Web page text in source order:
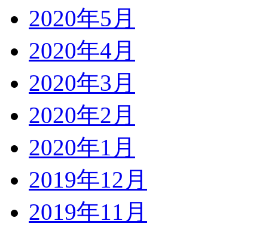
2020年5月
2020年4月
2020年3月
2020年2月
2020年1月
2019年12月
2019年11月